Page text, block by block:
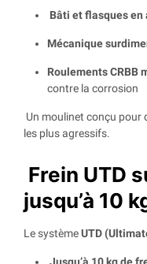
Bâti et flasques en
Mécanique
Roulements CRBB
contre la corrosion
Un moulinet conçu pour
les plus agressifs.
Frein UTD
jusqu’à 10
Le systèmeUTD